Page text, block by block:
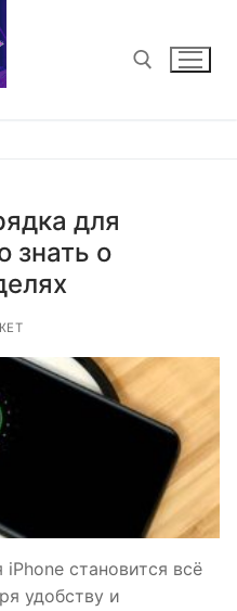
для
знать о
становится всё
удобству и